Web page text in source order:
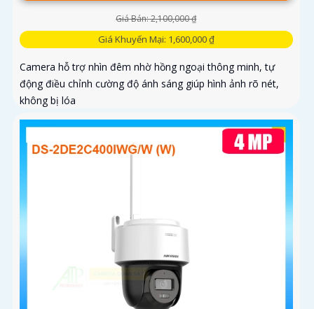
Giá Bán: 2,100,000 ₫
Giá Khuyến Mại: 1,600,000 ₫
Camera hỗ trợ nhìn đêm nhờ hồng ngoại thông minh, tự
động điều chỉnh cường độ ánh sáng giúp hình ảnh rõ nét,
không bị lóa